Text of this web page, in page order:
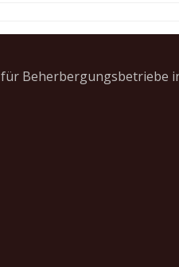
für Beherbergungsbetriebe